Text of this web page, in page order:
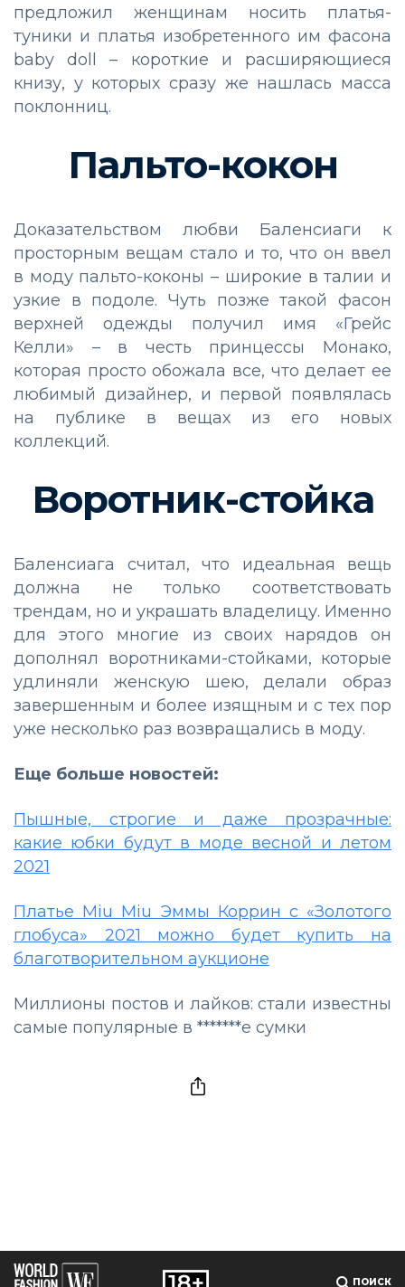
предложил женщинам носить платья-
туники и платья изобретенного им фасона
baby doll – короткие и расширяющиеся
книзу, у которых сразу же нашлась масса
поклонниц.
Пальто-кокон
Доказательством любви Баленсиаги к
просторным вещам стало и то, что он ввел
в моду пальто-коконы – широкие в талии и
узкие в подоле. Чуть позже такой фасон
верхней одежды получил имя «Грейс
Келли» – в честь принцессы Монако,
которая просто обожала все, что делает ее
любимый дизайнер, и первой появлялась
на публике в вещах из его новых
коллекций.
Воротник-стойка
Баленсиага считал, что идеальная вещь
должна не только соответствовать
трендам, но и украшать владелицу. Именно
для этого многие из своих нарядов он
дополнял воротниками-стойками, которые
удлиняли женскую шею, делали образ
завершенным и более изящным и с тех пор
уже несколько раз возвращались в моду.
Еще больше новостей:
Пышные, строгие и даже прозрачные:
какие юбки будут в моде весной и летом
2021
Платье Miu Miu Эммы Коррин с «Золотого
глобуса» 2021 можно будет купить на
благотворительном аукционе
Миллионы постов и лайков: стали известны
самые популярные в *******е сумки
ПОИСК